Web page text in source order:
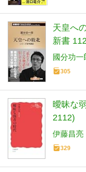
天皇へ
新書
國分功一
305
曖昧な
2112)
伊藤昌亮
329